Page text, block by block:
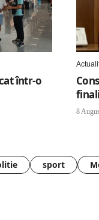
într-o
8
sport